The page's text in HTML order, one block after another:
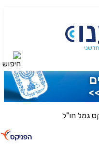
גמל חו"ל